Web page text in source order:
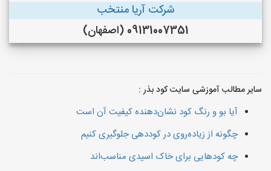
شرکت آریا منتخب
09131007351 (اصفهان)
سایر مطالب آموزشی سایت کود بذر :
آیا بو و رنگ کود نشان‌دهنده کیفیت آن است
چگونه از زیاده‌روی در کوددهی جلوگیری کنیم
چه کودهایی برای خاک اسیدی مناسب‌اند